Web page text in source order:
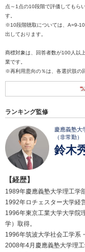
点～1点の10段階で評価してもら
す。
※10段階聴取については、A=9-
出しております。
商標対象は、回答者数が100人以
業です。
※再利用意向の％は、各選択肢の
ランキング監修
慶應義塾大
（非常勤）
鈴木
【経歴】
1989年慶應義塾大学理工学
1992年ロチェスター大学経
1996年東京工業大学大学院
学）取得。
1996年筑波大学社会工学系
2008年4月慶應義塾大学理